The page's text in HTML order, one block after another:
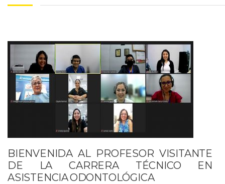
BIENVENIDA AL PROFESOR VISITANTE
DE LA CARRERA TÉCNICO EN
ASISTENCIA ODONTOLÓGICA